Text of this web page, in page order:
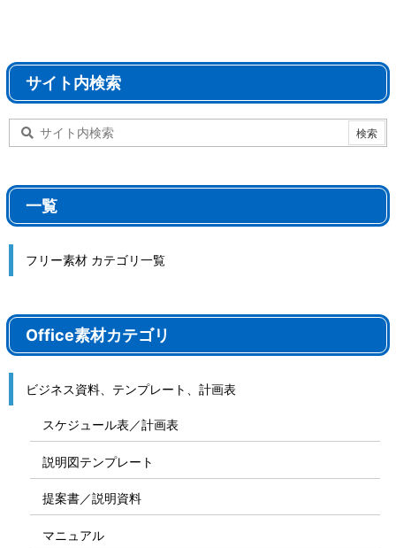
サイト内検索
一覧
フリー素材 カテゴリ一覧
Office素材カテゴリ
ビジネス資料、テンプレート、計画表
スケジュール表／計画表
説明図テンプレート
提案書／説明資料
マニュアル